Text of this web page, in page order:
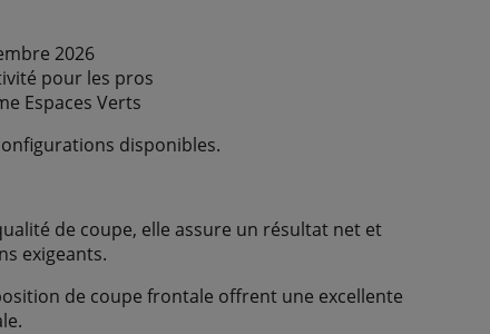
2026
pour les pros
Espaces Verts
disponibles.
de coupe, elle assure un résultat net et
exigeants.
de coupe frontale offrent une excellente